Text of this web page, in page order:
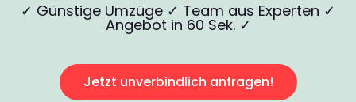
✓ Günstige Umzüge ✓ Team aus Experten ✓
Angebot in 60 Sek. ✓
Jetzt unverbindlich anfragen!